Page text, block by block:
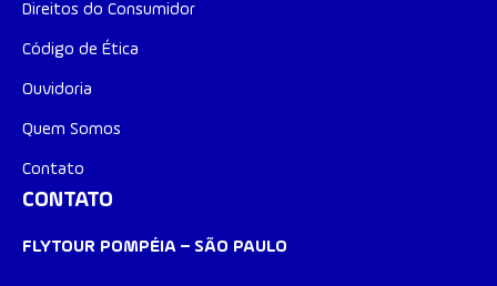
CONTATO
FLYTOUR POMPÉIA – SÃO PAULO
Direitos do Consumidor
Código de Ética
Ouvidoria
Quem Somos
Contato